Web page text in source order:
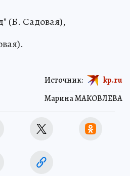
(Б. Садовая),
Марина МАКОВЛЕВА
Источник: kp.ru